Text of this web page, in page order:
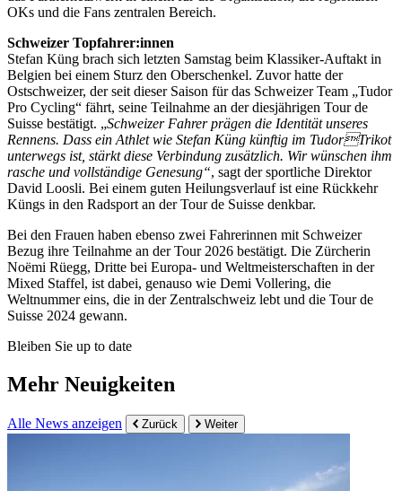
OKs und die Fans zentralen Bereich.
Schweizer Topfahrer:innen
Stefan Küng brach sich letzten Samstag beim Klassiker-Auftakt in
Belgien bei einem Sturz den Oberschenkel. Zuvor hatte der
Ostschweizer, der seit dieser Saison für das Schweizer Team „Tudor
Pro Cycling“ fährt, seine Teilnahme an der diesjährigen Tour de
Suisse bestätigt. „Schweizer Fahrer prägen die Identität unseres
Rennens. Dass ein Athlet wie Stefan Küng künftig im TudorTrikot
unterwegs ist, stärkt diese Verbindung zusätzlich. Wir wünschen ihm
rasche und vollständige Genesung“, sagt der sportliche Direktor
David Loosli. Bei einem guten Heilungsverlauf ist eine Rückkehr
Küngs in den Radsport an der Tour de Suisse denkbar.
Bei den Frauen haben ebenso zwei Fahrerinnen mit Schweizer
Bezug ihre Teilnahme an der Tour 2026 bestätigt. Die Zürcherin
Noëmi Rüegg, Dritte bei Europa- und Weltmeisterschaften in der
Mixed Staffel, ist dabei, genauso wie Demi Vollering, die
Weltnummer eins, die in der Zentralschweiz lebt und die Tour de
Suisse 2024 gewann.
Bleiben Sie up to date
Mehr Neuigkeiten
Alle News anzeigen Zurück Weiter